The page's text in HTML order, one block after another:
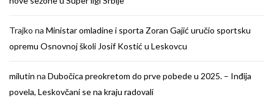
Trajko na Ministar omladine i sporta Zoran Gajić uručio sportsku
opremu Osnovnoj školi Josif Kostić u Leskovcu
milutin na Dubočica preokretom do prve pobede u 2025. – Inđija
povela, Leskovčani se na kraju radovali